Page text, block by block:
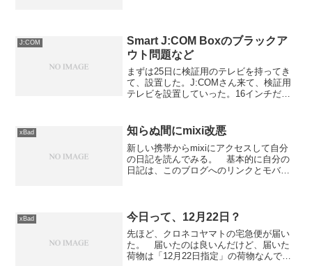
のが最低限のマナーなん...
J:COM
Smart J:COM Boxのブラックア
ウト問題など
まずは25日に検証用のテレビを持ってき
て、設置した。J:COMさん来て、検証用
テレビを設置していった。16インチだか
2014, 4月 25前回の作...
xBad 知らぬ間にmixi改悪
新しい携帯からmixiにアクセスして自分
の日記を読んでみる。 基本的に自分の
日記は、このブログへのリンクとモバイ
確に言うとリンクがお...
xBad 今日って、12月22日？
先ほど、クロネコヤマトの宅急便が届い
た。 届いたのは良いんだけど、届いた
荷物は「12月22日指定」の荷物なんです